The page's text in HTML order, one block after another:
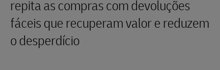
repita as compras com devoluções
fáceis que recuperam valor e reduzem
o desperdício